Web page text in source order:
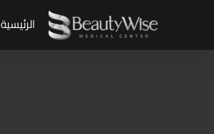
الرئيسية